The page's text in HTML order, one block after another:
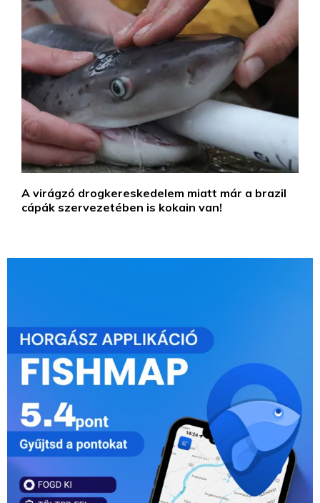
A virágzó drogkereskedelem miatt már a brazil
cápák szervezetében is kokain van!